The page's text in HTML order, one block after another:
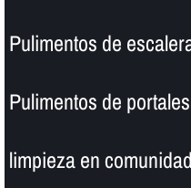
Pulimentos de
Pulimentos de
limpieza en